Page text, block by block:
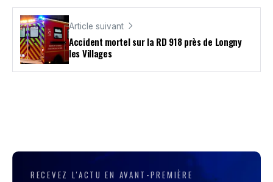
Article suivant
Accident mortel sur la RD 918 près de Longny
les Villages
RECEVEZ L'ACTU EN AVANT-PREMIÈRE